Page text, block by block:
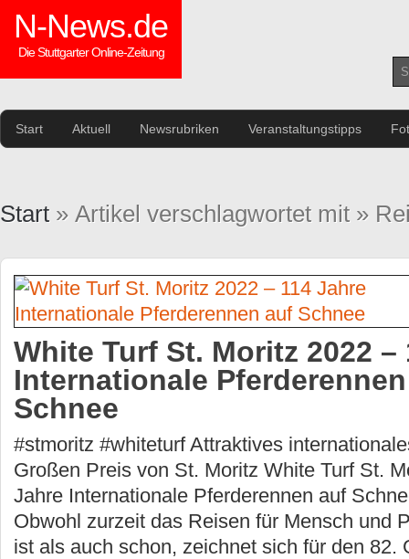
N-News.de
Die Stuttgarter Online-Zeitung
Start Aktuell Newsrubriken Veranstaltungstipps
Start » Artikel verschlagwortet mit »
White Turf St. Moritz 2022 –
Internationale
Schnee
#stmoritz #whiteturf Attraktives
Großen Preis von St. Moritz White Turf St.
Jahre Internationale Pferderennen auf
Obwohl zurzeit das Reisen für Mensch und
ist als auch schon, zeichnet sich für den 82.